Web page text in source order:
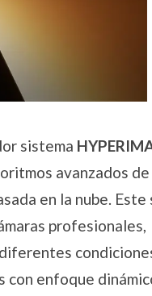
sistema
avanzados de
en la nube. Este
profesionales,
con enfoque